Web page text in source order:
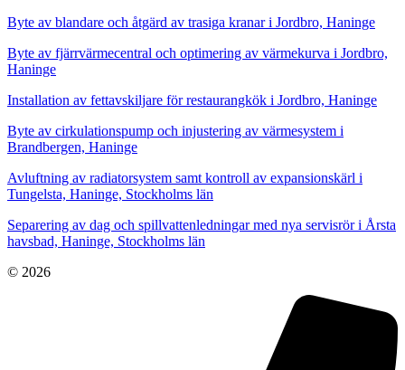
Byte av blandare och åtgärd av trasiga kranar i Jordbro, Haninge
Byte av fjärrvärmecentral och optimering av värmekurva i Jordbro,
Haninge
Installation av fettavskiljare för restaurangkök i Jordbro, Haninge
Byte av cirkulationspump och injustering av värmesystem i
Brandbergen, Haninge
Avluftning av radiatorsystem samt kontroll av expansionskärl i
Tungelsta, Haninge, Stockholms län
Separering av dag och spillvattenledningar med nya servisrör i Årsta
havsbad, Haninge, Stockholms län
© 2026